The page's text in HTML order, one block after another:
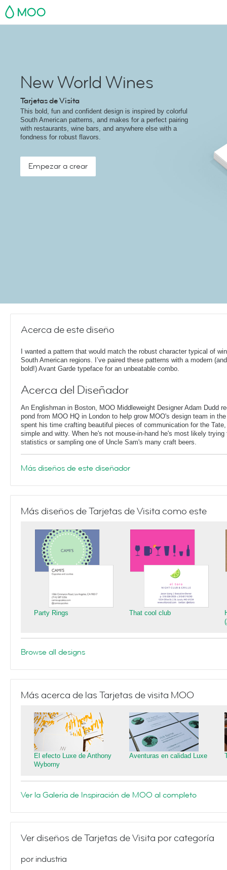
MOO
New World Wines
Tarjetas de Visita
This bold, fun and confident design is inspired by colorful
South American patterns, and makes for a perfect pairing
with restaurants, wine bars, and anywhere else with a
fondness for robust flavors.
Empezar a crear
Acerca de este diseño
I wanted a pattern that would match the robust character typical of
South American regions. I’ve paired these patterns with a modern
bold!) Avant Garde typeface for an unbeatable combo.
Acerca del Diseñador
An Englishman in Boston, MOO Middleweight Designer Adam Dudd
pond from MOO HQ in London to help grow MOO's design team in
spent his time crafting beautiful pieces of communication for the
simple and witty. When he's not mouse-in-hand he's most likely trying
statistics or sampling one of Uncle Sam's many craft beers.
Más diseños de este diseñador
Más diseños de Tarjetas de Visita como este
Party Rings That cool club
Browse all designs
Más acerca de las Tarjetas de visita MOO
El efecto Luxe de Anthony
Wyborny
Aventuras en calidad Luxe
Ver la Galería de Inspiración de MOO al completo
Ver diseños de Tarjetas de Visita por categoría
por industria